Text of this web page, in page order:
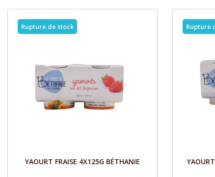
Aperçu
YAOURT FRAISE 4X125G BÉTHANIE
Rupture de stock Rupture